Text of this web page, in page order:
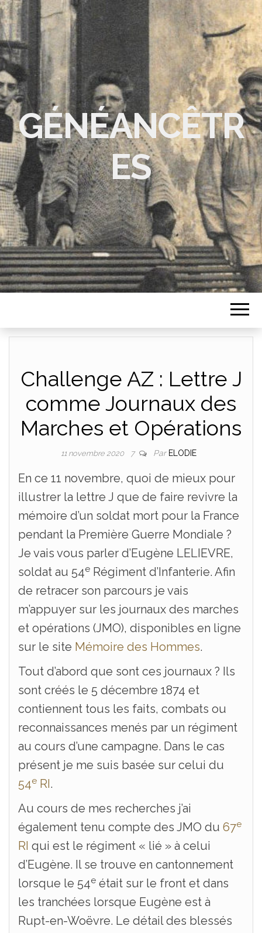
GÉNÉANCÊTR
ES
Challenge AZ : Lettre J
comme Journaux des
Marches et Opérations
11 novembre 2020 7 Par ELODIE
En ce 11 novembre, quoi de mieux pour
illustrer la lettre J que de faire revivre la
mémoire d’un soldat mort pour la France
pendant la Première Guerre Mondiale ?
Je vais vous parler d’Eugène LELIEVRE,
soldat au 54e Régiment d’Infanterie. Afin
de retracer son parcours je vais
m’appuyer sur les journaux des marches
et opérations (JMO), disponibles en ligne
sur le site Mémoire des Hommes.
Tout d’abord que sont ces journaux ? Ils
sont créés le 5 décembre 1874 et
contiennent tous les faits, combats ou
reconnaissances menés par un régiment
au cours d’une campagne. Dans le cas
présent je me suis basée sur celui du
54e RI.
Au cours de mes recherches j’ai
également tenu compte des JMO du 67e
RI qui est le régiment « lié » à celui
d’Eugène. Il se trouve en cantonnement
lorsque le 54e était sur le front et dans
les tranchées lorsque Eugène est à
Rupt-en-Woëvre. Le détail des blessés